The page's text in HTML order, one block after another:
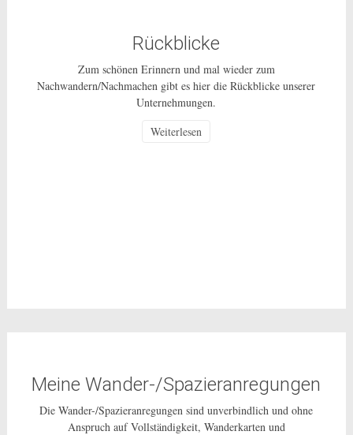
Rückblicke
Zum schönen Erinnern und mal wieder zum
Nachwandern/Nachmachen gibt es hier die Rückblicke unserer
Unternehmungen.
Weiterlesen
Meine Wander-/Spazieranregungen
Die Wander-/Spazieranregungen sind unverbindlich und ohne
Anspruch auf Vollständigkeit, Wanderkarten und